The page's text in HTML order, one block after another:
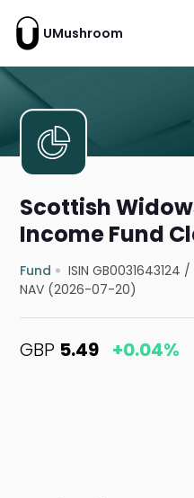
UMushroom
Scottish
Income Fund
Fund ISIN GB0031643124 /
NAV (2026-07-20)
GBP 5.49 +0.04%